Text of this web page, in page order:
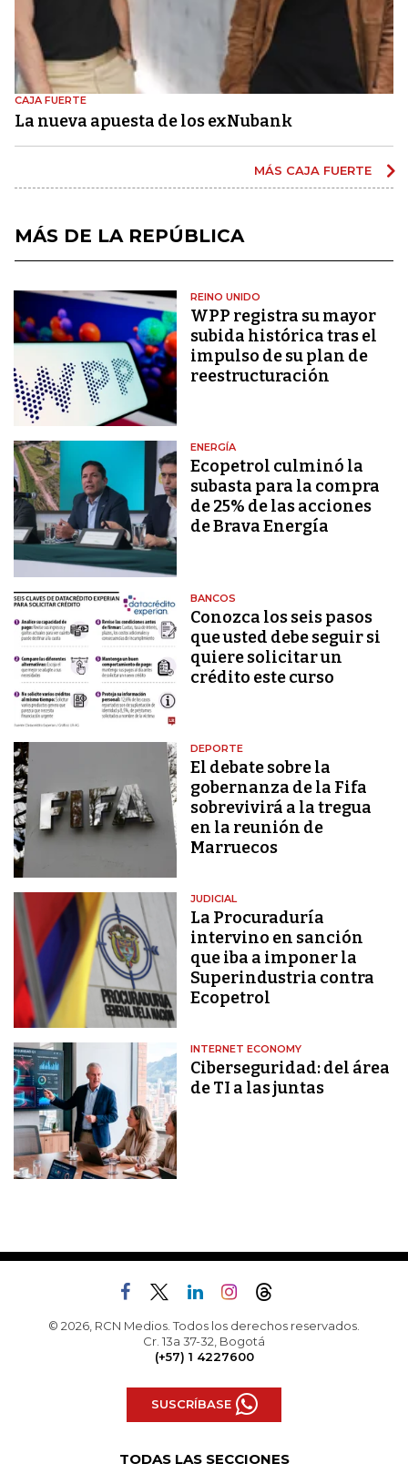
CAJA FUERTE
La nueva apuesta de los exNubank
MÁS CAJA FUERTE
MÁS DE LA REPÚBLICA
REINO UNIDO
WPP registra su mayor
subida histórica tras el
impulso de su plan de
reestructuración
ENERGÍA
Ecopetrol culminó la
subasta para la compra
de 25% de las acciones
de Brava Energía
BANCOS
Conozca los seis pasos
que usted debe seguir si
quiere solicitar un
crédito este curso
DEPORTE
El debate sobre la
gobernanza de la Fifa
sobrevivirá a la tregua
en la reunión de
Marruecos
JUDICIAL
La Procuraduría
intervino en sanción
que iba a imponer la
Superindustria contra
Ecopetrol
INTERNET ECONOMY
Ciberseguridad: del área
de TI a las juntas
© 2026, RCN Medios. Todos los derechos reservados.
Cr. 13a 37-32, Bogotá
(+57) 1 4227600
SUSCRÍBASE
TODAS LAS SECCIONES